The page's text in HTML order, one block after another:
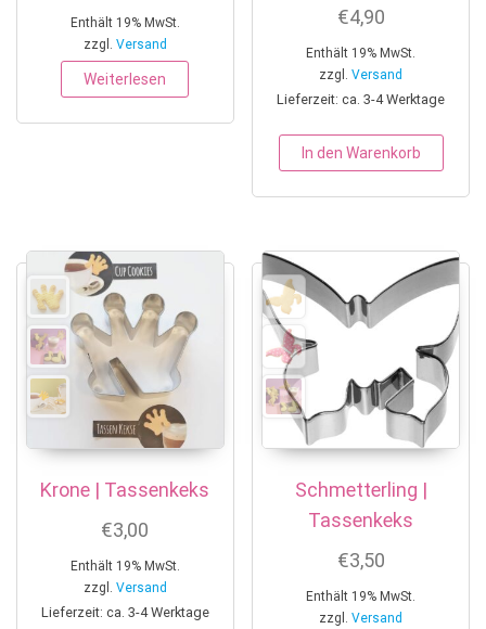
Enthält 19% MwSt.
zzgl. Versand
Weiterlesen
€4,90
Enthält 19% MwSt.
zzgl.Versand
Lieferzeit: ca. 3-4 Werktage
In den Warenkorb
Krone | Tassenkeks
€3,00
Enthält 19% MwSt.
zzgl. Versand
Lieferzeit: ca. 3-4 Werktage
Schmetterling |
Tassenkeks
€3,50
Enthält 19% MwSt.
zzgl.Versand